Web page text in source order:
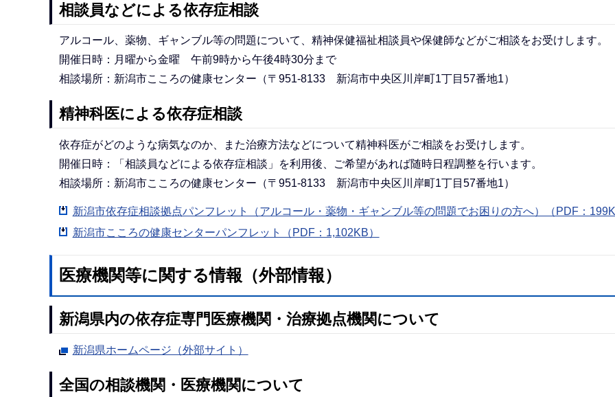
相談員などによる依存症相談
アルコール、薬物、ギャンブル等の問題について、精神保健福祉相談員や保健師などがご相談をお受けします。
開催日時：月曜から金曜 午前9時から午後4時30分まで
相談場所：新潟市こころの健康センター（〒951-8133 新潟市中央区川岸町1丁目57番地1）
精神科医による依存症相談
依存症がどのような病気なのか、また治療方法などについて精神科医がご相談をお受けします。
開催日時：「相談員などによる依存症相談」を利用後、ご希望があれば随時日程調整を行います。
相談場所：新潟市こころの健康センター（〒951-8133 新潟市中央区川岸町1丁目57番地1）
新潟市依存症相談拠点パンフレット（アルコール・薬物・ギャンブル等の問題でお困りの方へ）（PDF：
新潟市こころの健康センターパンフレット（PDF：1,102KB）
医療機関等に関する情報（外部情報）
新潟県内の依存症専門医療機関・治療拠点機関について
新潟県ホームページ（外部サイト）
全国の相談機関・医療機関について